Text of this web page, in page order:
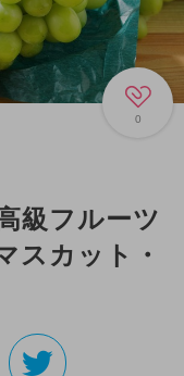
0
級フルーツ
カット・